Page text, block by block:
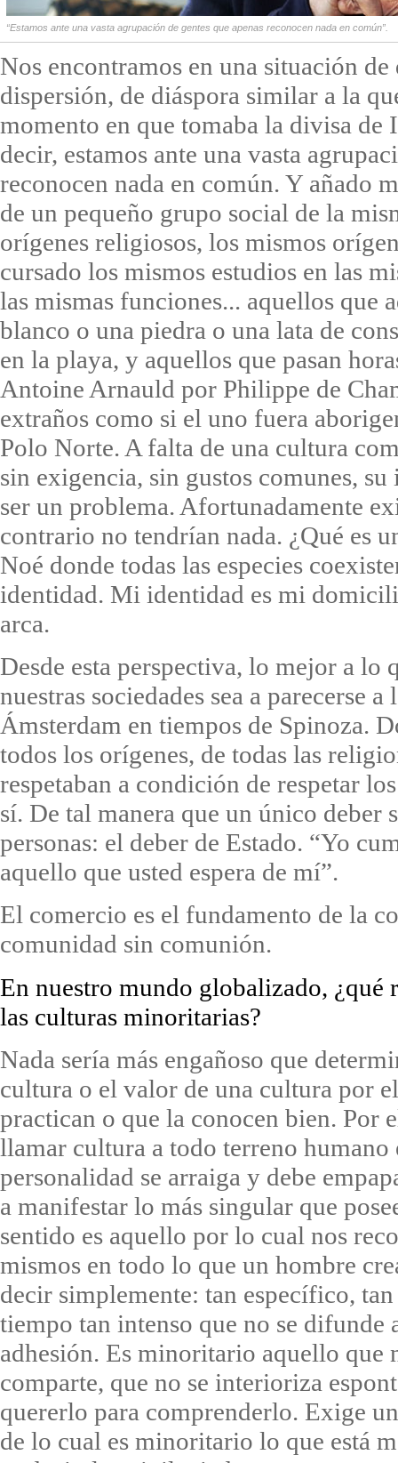
“Estamos ante una vasta agrupación de gentes que apenas reconocen nada en común”.
Nos encontramos en una situación
dispersión, de diáspora similar a la
momento en que tomaba la divisa de
decir, estamos ante una vasta
reconocen nada en común. Y añado
de un pequeño grupo social de la
orígenes religiosos, los mismos
cursado los mismos estudios en las
las mismas funciones... aquellos que
blanco o una piedra o una lata de
en la playa, y aquellos que pasan
Antoine Arnauld por Philippe de
extraños como si el uno fuera
Polo Norte. A falta de una cultura
sin exigencia, sin gustos comunes,
ser un problema. Afortunadamente
contrario no tendrían nada. ¿Qué es
Noé donde todas las especies
identidad. Mi identidad es mi
arca.
Desde esta perspectiva, lo mejor a lo
nuestras sociedades sea a parecerse
Ámsterdam en tiempos de Spinoza.
todos los orígenes, de todas las
respetaban a condición de respetar
sí. De tal manera que un único deber
personas: el deber de Estado. “Yo
aquello que usted espera de mí”.
El comercio es el fundamento de la
comunidad sin comunión.
En nuestro mundo globalizado, ¿qué
las culturas minoritarias?
Nada sería más engañoso que
cultura o el valor de una cultura por
practican o que la conocen bien. Por
llamar cultura a todo terreno humano
personalidad se arraiga y debe
a manifestar lo más singular que
sentido es aquello por lo cual nos
mismos en todo lo que un hombre
decir simplemente: tan específico,
tiempo tan intenso que no se difunde
adhesión. Es minoritario aquello que
comparte, que no se interioriza
quererlo para comprenderlo. Exige
de lo cual es minoritario lo que está